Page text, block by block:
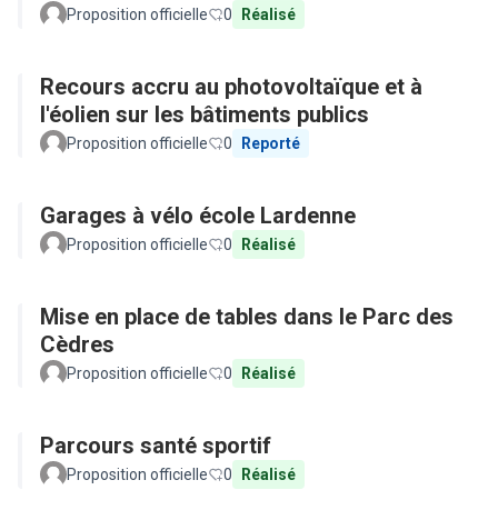
Proposition officielle 0 Réalisé
Recours accru au photovoltaïque et à
l'éolien sur les bâtiments publics
Proposition officielle 0 Reporté
Garages à vélo école Lardenne
Proposition officielle 0 Réalisé
Mise en place de tables dans le Parc des
Cèdres
Proposition officielle 0 Réalisé
Parcours santé sportif
Proposition officielle 0 Réalisé